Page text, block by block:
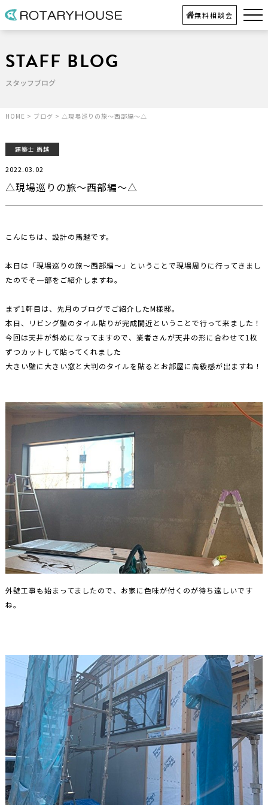
無料相談会
STAFF BLOG
スタッフブログ
HOME > ブログ > △現場巡りの旅～西部編～△
建築士 馬越
△現場巡りの旅～西部編～△
2022.03.02
こんにちは、設計の馬越です。
本日は「現場巡りの旅～西部編～」ということで現場周りに行ってきまし
たのでそ一部をご紹介しますね。
まず1軒目は、先月のブログでご紹介したM様邸。
本日、リビング壁のタイル貼りが完成間近ということで行って来ました！
今回は天井が斜めになってますので、業者さんが天井の形に合わせて1枚
ずつカットして貼ってくれました
大きい壁に大きい窓と大判のタイルを貼るとお部屋に高級感が出ますね！
外壁工事も始まってましたので、お家に色味が付くのが待ち遠しいです
ね。